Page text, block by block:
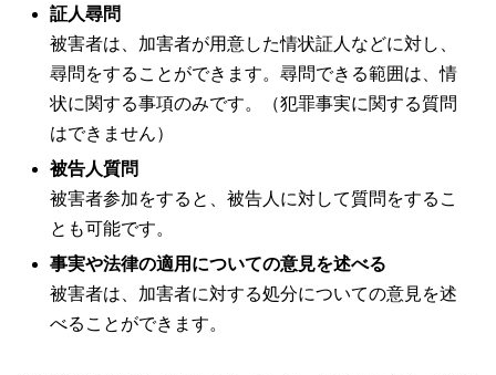
証人尋問
被害者は、加害者が用意した情状証人などに対し、
尋問をすることができます。尋問できる範囲は、情
状に関する事項のみです。（犯罪事実に関する質問
はできません）
被告人質問
被害者参加をすると、被告人に対して質問をするこ
とも可能です。
事実や法律の適用についての意見を述べる
被害者は、加害者に対する処分についての意見を述
べることができます。